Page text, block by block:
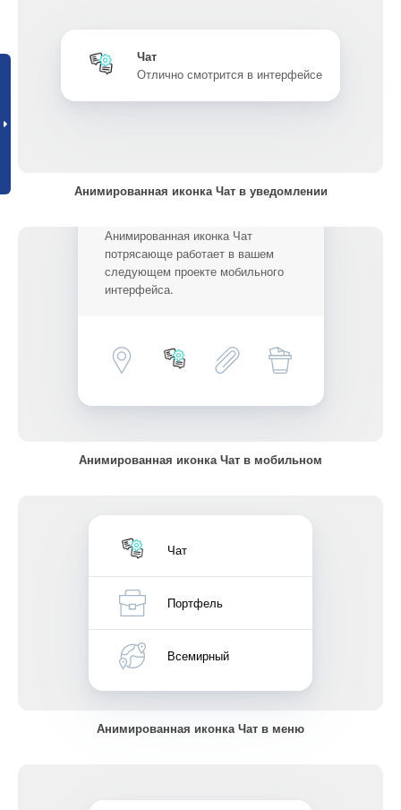
Чат
Отлично смотрится в интерфейсе
Анимированная иконка Чат в уведомлении
Анимированная иконка Чат
потрясающе работает в вашем
следующем проекте мобильного
интерфейса.
Анимированная иконка Чат в мобильном
Чат
Портфель
Всемирный
Анимированная иконка Чат в меню